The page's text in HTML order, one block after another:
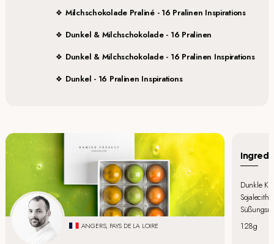
Milchschokolade Praliné - 16 Pralinen Inspirations
Dunkel & Milchschokolade - 16 Pralinen
Dunkel & Milchschokolade - 16 Pralinen Inspirations
Dunkel - 16 Pralinen Inspirations
ANGERS, PAYS DE LA LOIRE
Dunkle
128g